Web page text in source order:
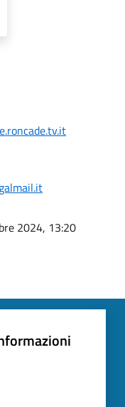
2024, 13:20